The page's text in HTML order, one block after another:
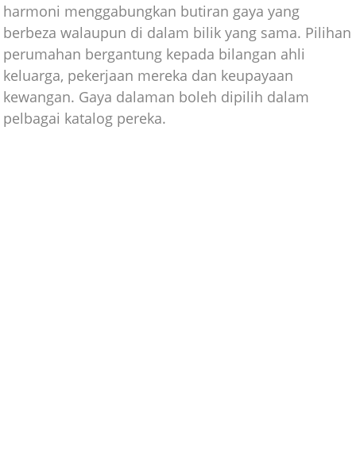
harmoni menggabungkan butiran gaya yang
berbeza walaupun di dalam bilik yang sama. Pilihan
perumahan bergantung kepada bilangan ahli
keluarga, pekerjaan mereka dan keupayaan
kewangan. Gaya dalaman boleh dipilih dalam
pelbagai katalog pereka.